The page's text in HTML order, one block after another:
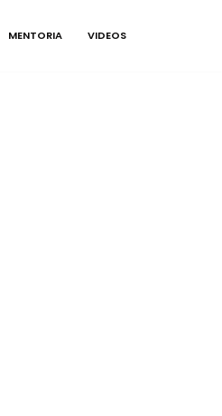
MENTORIA VIDEOS